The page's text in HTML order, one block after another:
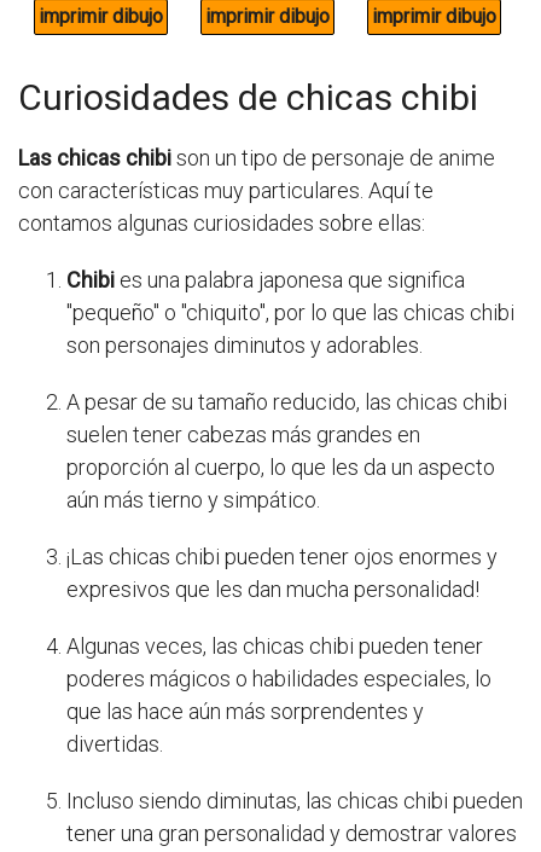
Curiosidades de chicas chibi
Las chicas chibison un tipo de personaje de anime
con características muy particulares. Aquí te
contamos algunas curiosidades sobre ellas:
Chibi es una palabra japonesa que significa
"pequeño" o "chiquito", por lo que las chicas chibi
son personajes diminutos y adorables.
A pesar de su tamaño reducido, las chicas chibi
suelen tener cabezas más grandes en
proporción al cuerpo, lo que les da un aspecto
aún más tierno y simpático.
¡Las chicas chibi pueden tener ojos enormes y
expresivos que les dan mucha personalidad!
Algunas veces, las chicas chibi pueden tener
poderes mágicos o habilidades especiales, lo
que las hace aún más sorprendentes y
divertidas.
Incluso siendo diminutas, las chicas chibi pueden
tener una gran personalidad y demostrar valores